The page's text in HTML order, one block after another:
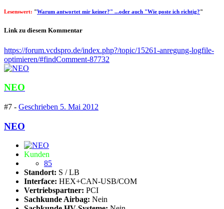
Lesenswert: "Warum antwortet mir keiner?" ...oder auch "Wie poste ich richtig?"
Link zu diesem Kommentar
https://forum.vcdspro.de/index.php?/topic/15261-anregung-logfile-
optimieren/#findComment-87732
NEO
#7 - Geschrieben 5. Mai 2012
NEO
Kunden
85
Standort: S / LB
Interface: HEX+CAN-USB/COM
Vertriebspartner: PCI
Sachkunde Airbag: Nein